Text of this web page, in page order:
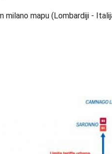
milano mapu (Lombardiji -